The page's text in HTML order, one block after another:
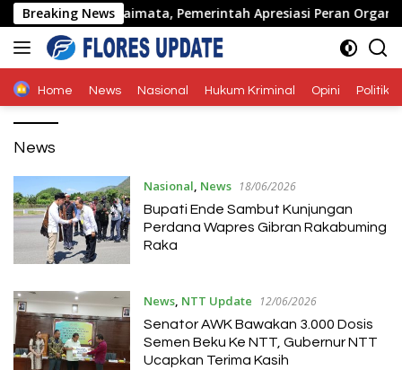
Langsung
ke
konten
Breaking News
Ende di Naimata, Pemerintah Apresiasi Peran Organisasi
Home News Nasional Hukum Kriminal Opini Politik
News
Nasional, News 18/06/2026
Bupati Ende Sambut Kunjungan
Perdana Wapres Gibran Rakabuming
Raka
News, NTT Update 12/06/2026
Senator AWK Bawakan 3.000 Dosis
Semen Beku Ke NTT, Gubernur NTT
Ucapkan Terima Kasih